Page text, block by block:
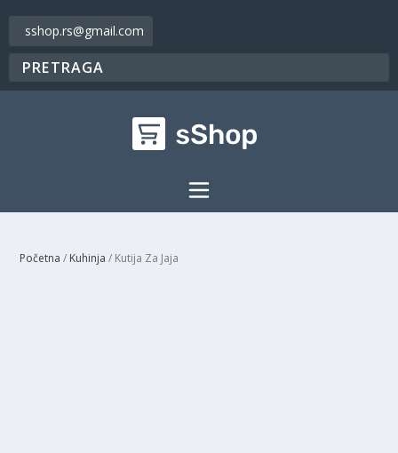
sshop.rs@gmail.com
Početna / Kuhinja / Kutija Za Jaja